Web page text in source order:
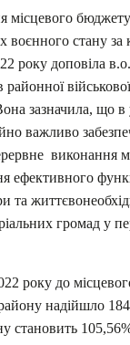
місцевого
воєнного стану за
року доповіла
районної
зазначила, що
важливо
виконання
ефективного
та
громад у
року до
надійшло
становить